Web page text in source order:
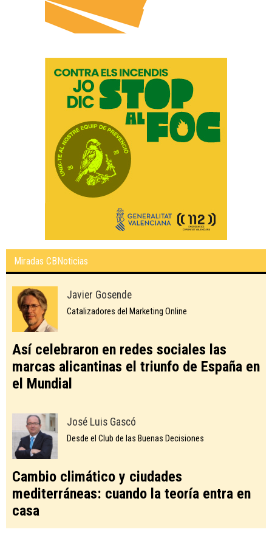
Miradas CBNoticias
Javier Gosende
Catalizadores del Marketing Online
Así celebraron en redes sociales las
marcas alicantinas el triunfo de España en
el Mundial
José Luis Gascó
Desde el Club de las Buenas Decisiones
Cambio climático y ciudades
mediterráneas: cuando la teoría entra en
casa